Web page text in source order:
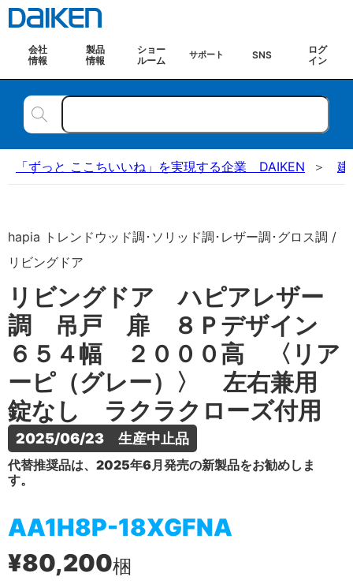
会社
情報
製品
情報
ショー
ルーム
サポート SNS
ログ
イン
「ずっと ここちいいね」を実現する企業 DAIKEN 建
hapia トレンドウッド調･ソリッド調･レザー調･グロス調 /
リビングドア
リビングドア ハピアレザー
調 吊戸 扉 ８Ｐデザイン
６５４幅 ２０００高 〈リア
ーピ（グレー）〉 左右兼用
錠なし ラクラクローズ付用
2025/06/23　生産中止品
代替推奨品は、2025年6月発売の新製品をお勧めしま
す。
AA1H8P-18XGFNA
¥80,200梱